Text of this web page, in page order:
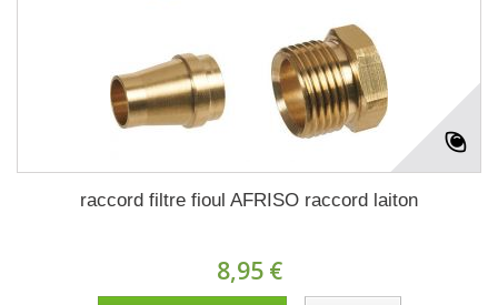
raccord filtre fioul AFRISO raccord laiton
8,95 €